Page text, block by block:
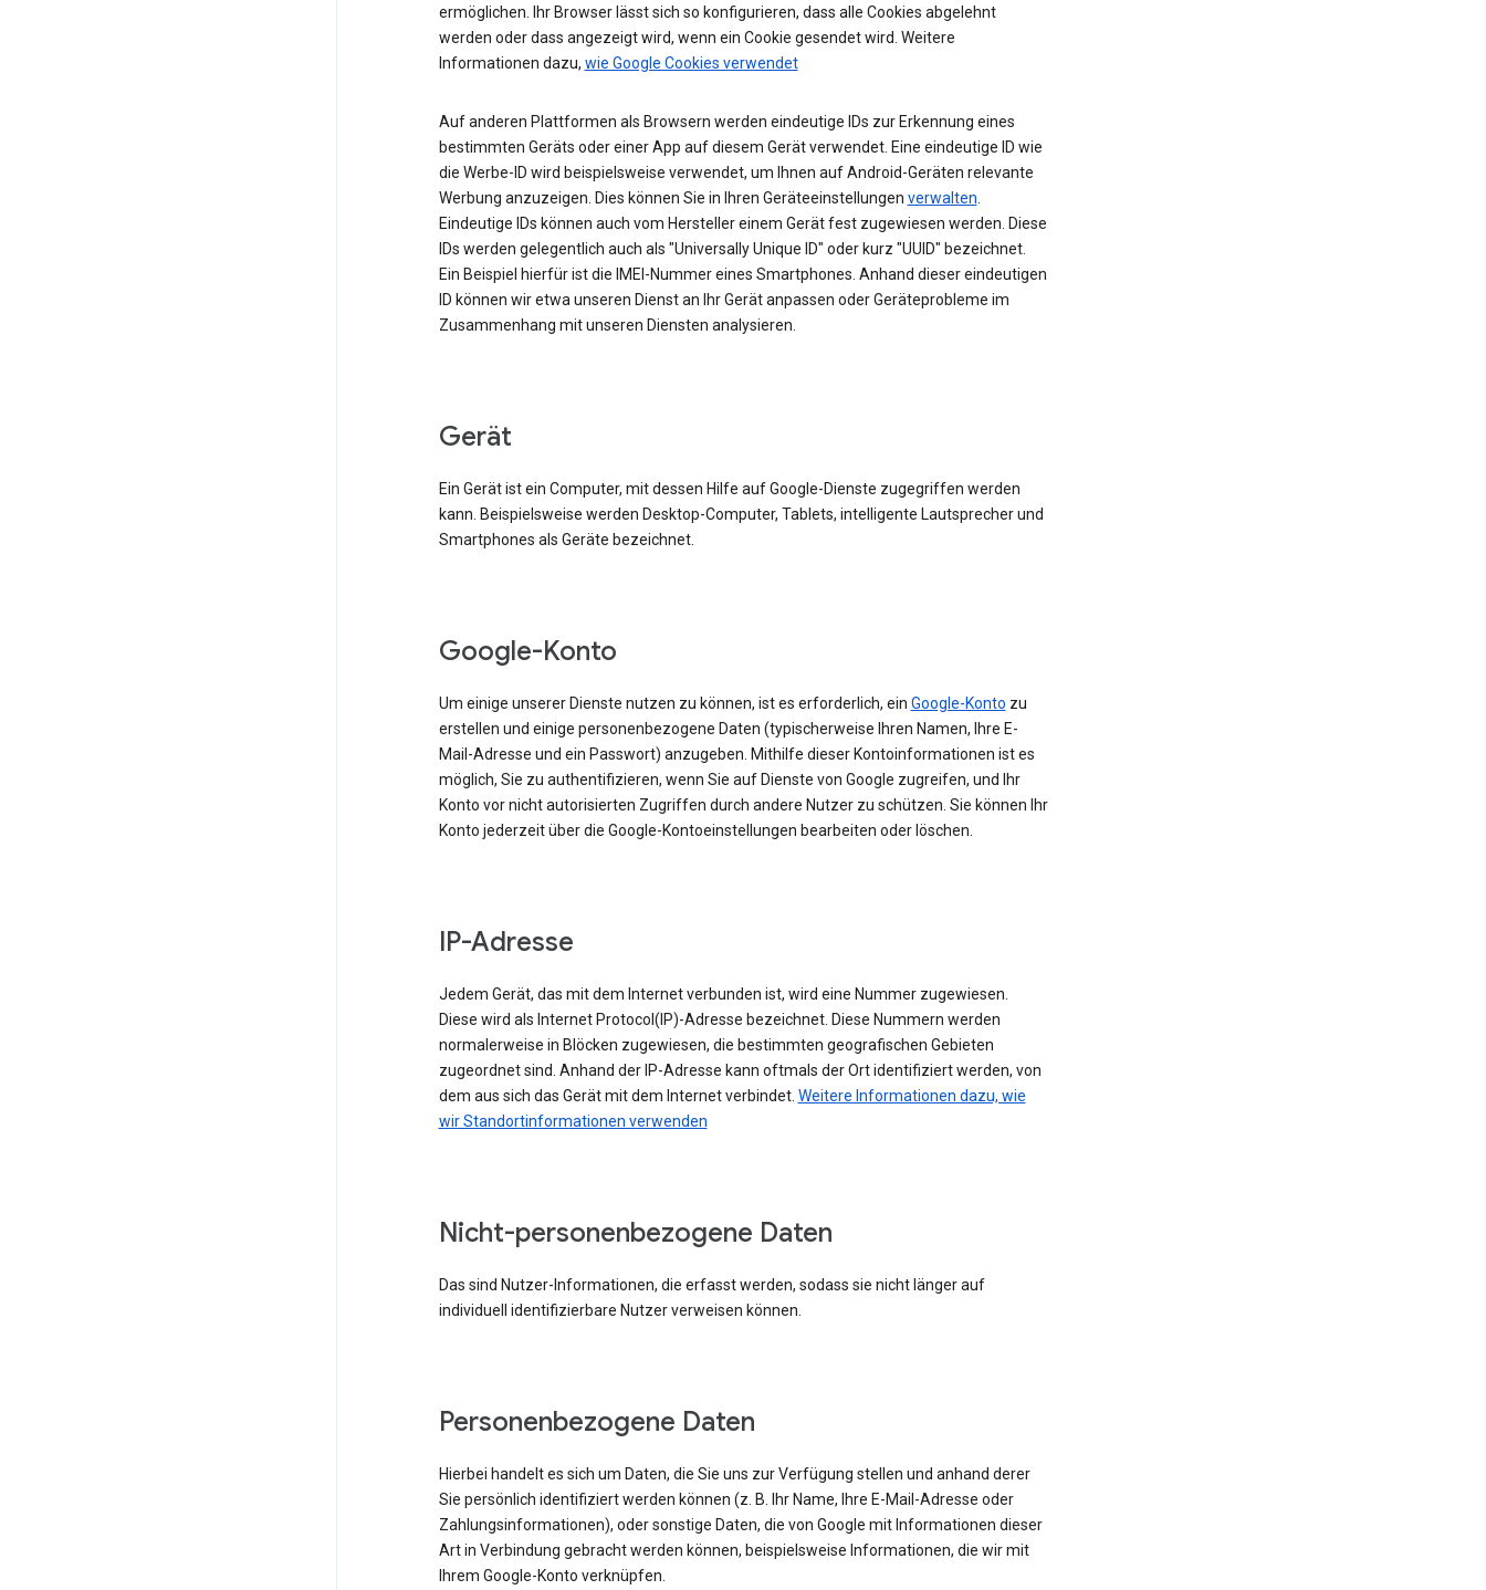
ermöglichen. Ihr Browser lässt sich so konfigurieren, dass alle Cookies abgelehnt
werden oder dass angezeigt wird, wenn ein Cookie gesendet wird. Weitere
Informationen dazu, wie Google Cookies verwendet
Auf anderen Plattformen als Browsern werden eindeutige IDs zur Erkennung eines
bestimmten Geräts oder einer App auf diesem Gerät verwendet. Eine eindeutige ID wie
die Werbe-ID wird beispielsweise verwendet, um Ihnen auf Android-Geräten relevante
Werbung anzuzeigen. Dies können Sie in Ihren Geräteeinstellungen verwalten.
Eindeutige IDs können auch vom Hersteller einem Gerät fest zugewiesen werden. Diese
IDs werden gelegentlich auch als "Universally Unique ID" oder kurz "UUID" bezeichnet.
Ein Beispiel hierfür ist die IMEI-Nummer eines Smartphones. Anhand dieser eindeutigen
ID können wir etwa unseren Dienst an Ihr Gerät anpassen oder Geräteprobleme im
Zusammenhang mit unseren Diensten analysieren.
Gerät
Ein Gerät ist ein Computer, mit dessen Hilfe auf Google-Dienste zugegriffen werden
kann. Beispielsweise werden Desktop-Computer, Tablets, intelligente Lautsprecher und
Smartphones als Geräte bezeichnet.
Google-Konto
Um einige unserer Dienste nutzen zu können, ist es erforderlich, ein Google-Konto zu
erstellen und einige personenbezogene Daten (typischerweise Ihren Namen, Ihre E-
Mail-Adresse und ein Passwort) anzugeben. Mithilfe dieser Kontoinformationen ist es
möglich, Sie zu authentifizieren, wenn Sie auf Dienste von Google zugreifen, und Ihr
Konto vor nicht autorisierten Zugriffen durch andere Nutzer zu schützen. Sie können Ihr
Konto jederzeit über die Google-Kontoeinstellungen bearbeiten oder löschen.
IP-Adresse
Jedem Gerät, das mit dem Internet verbunden ist, wird eine Nummer zugewiesen.
Diese wird als Internet Protocol(IP)-Adresse bezeichnet. Diese Nummern werden
normalerweise in Blöcken zugewiesen, die bestimmten geografischen Gebieten
zugeordnet sind. Anhand der IP-Adresse kann oftmals der Ort identifiziert werden, von
dem aus sich das Gerät mit dem Internet verbindet. Weitere Informationen dazu, wie
wir Standortinformationen verwenden
Nicht-personenbezogene Daten
Das sind Nutzer-Informationen, die erfasst werden, sodass sie nicht länger auf
individuell identifizierbare Nutzer verweisen können.
Personenbezogene Daten
Hierbei handelt es sich um Daten, die Sie uns zur Verfügung stellen und anhand derer
Sie persönlich identifiziert werden können (z. B. Ihr Name, Ihre E-Mail-Adresse oder
Zahlungsinformationen), oder sonstige Daten, die von Google mit Informationen dieser
Art in Verbindung gebracht werden können, beispielsweise Informationen, die wir mit
Ihrem Google-Konto verknüpfen.